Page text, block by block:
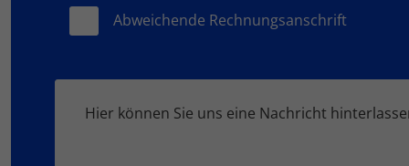
Abweichende Rechnungsanschrift